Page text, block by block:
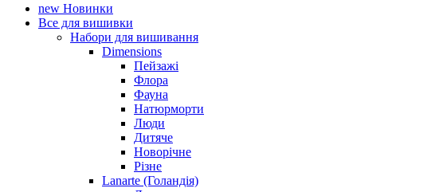
new Новинки
Все для вишивки
Набори для вишивання
Dimensions
Пейзажі
Флора
Фауна
Натюрморти
Люди
Дитяче
Новорічне
Різне
Lanarte (Голандія)